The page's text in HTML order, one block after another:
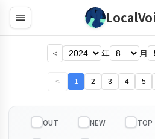
< 年 月
< 1 2 3 4 5
OUT NEW TOP